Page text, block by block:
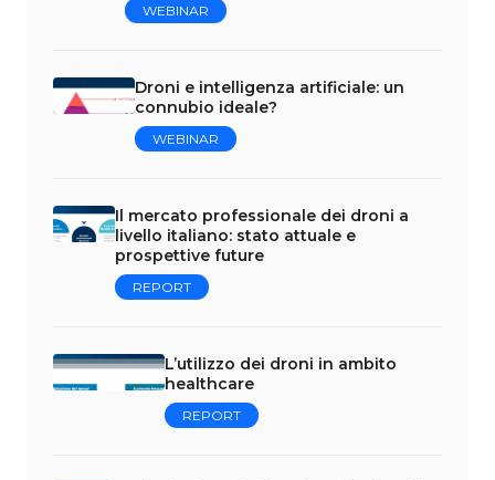
WEBINAR
Droni e intelligenza artificiale: un
connubio ideale?
WEBINAR
Il mercato professionale dei droni a
livello italiano: stato attuale e
prospettive future
REPORT
L’utilizzo dei droni in ambito
healthcare
REPORT